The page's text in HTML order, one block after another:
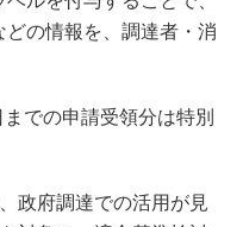
の情報を、調達者・消
での申請受領分は特別
政府調達での活用が見